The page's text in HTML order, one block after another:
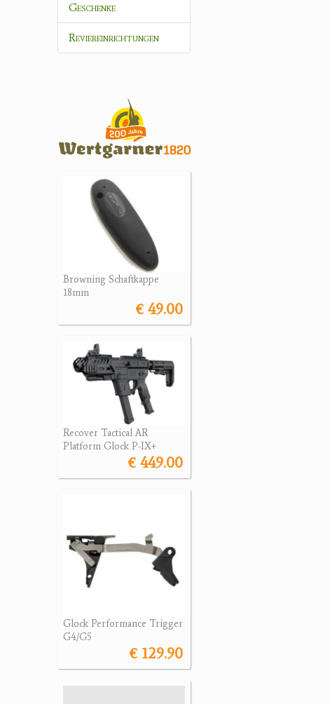
Geschenke
Reviereinrichtungen
Browning Schaftkappe
18mm
€ 49.00
Recover Tactical AR
Platform Glock P-IX+
€ 449.00
Glock Performance Trigger
G4/G5
€ 129.90